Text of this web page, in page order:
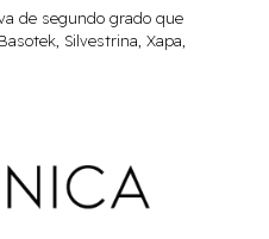
de segundo grado que
Silvestrina, Xapa,